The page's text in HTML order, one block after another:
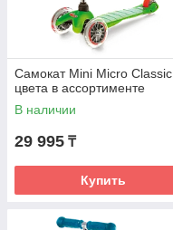
Самокат Mini Micro Classic
цвета в ассортименте
В наличии
29 995 ₸
Купить